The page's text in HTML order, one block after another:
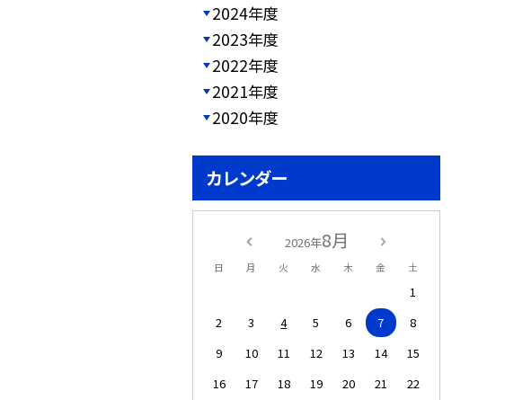
2024年度
2023年度
2022年度
2021年度
2020年度
カレンダー
2026年8月
日 月 火 水 木 金 土
1
2
3 4 5 6 7
8
9
10 11 12 13 14
15
16
17 18 19 20 21
22